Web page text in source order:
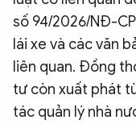
eMagazine
Infographic
Chuyên trang An ninh thế
số 94/2026/NĐ-
lái xe và các văn
liên quan. Đồng
tư còn xuất phát
tác quản lý nhà